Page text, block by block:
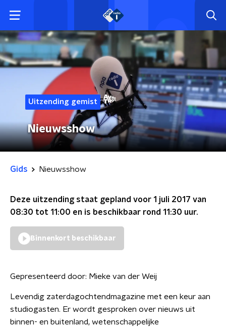
Uitzending gemist
Nieuwsshow
Gids Nieuwsshow
Deze uitzending staat gepland voor 1 juli 2017 van
08:30 tot 11:00 en is beschikbaar rond 11:30 uur.
Binnenkort beschikbaar
Gepresenteerd door: Mieke van der Weij
Levendig zaterdagochtendmagazine met een keur aan
studiogasten. Er wordt gesproken over nieuws uit
binnen- en buitenland, wetenschappelijke